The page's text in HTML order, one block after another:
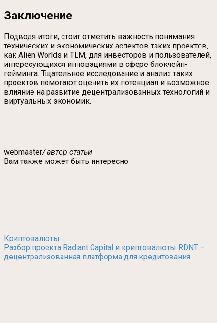
Заключение
Подводя итоги, стоит отметить важность понимания
технических и экономических аспектов таких проектов,
как Alien Worlds и TLM, для инвесторов и пользователей,
интересующихся инновациями в сфере блокчейн-
гейминга. Тщательное исследование и анализ таких
проектов помогают оценить их потенциал и возможное
влияние на развитие децентрализованных технологий и
виртуальных экономик.
webmaster/ автор статьи
Вам также может быть интересно
Криптовалюты
Разбор проекта Radiant Capital и криптовалюты RDNT –
децентрализованная платформа для кредитования